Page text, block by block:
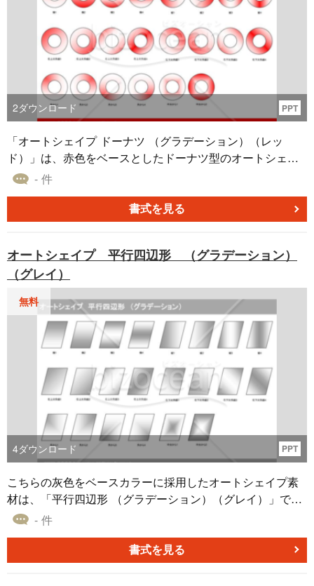
2ダウンロード PPT
「オートシェイプ ドーナツ （グラデーション）（レッ
ド）」は、赤色をベースとしたドーナツ型のオートシェイ
プ素材です。一般的なオフィスソフトであるパワーポイン
イプを取り入れて、視覚的な魅力を高める資料作成を試み
てみてはいかがでしょうか。無料でのダウンロードが可能
- 件
書式を見る
オートシェイプ 平行四辺形 （グラデーション）
（グレイ）
無料
4ダウンロード PPT
こちらの灰色をベースカラーに採用したオートシェイプ素
材は、「平行四辺形 （グラデーション）（グレイ）」で
す。 PowerPointのさまざまなグラデーションパターンを使
り付けてご利用いただくことが可能です。 自社の業務に、
無料でダウンロードすることができる「平行四辺形 （グラ
- 件
書式を見る